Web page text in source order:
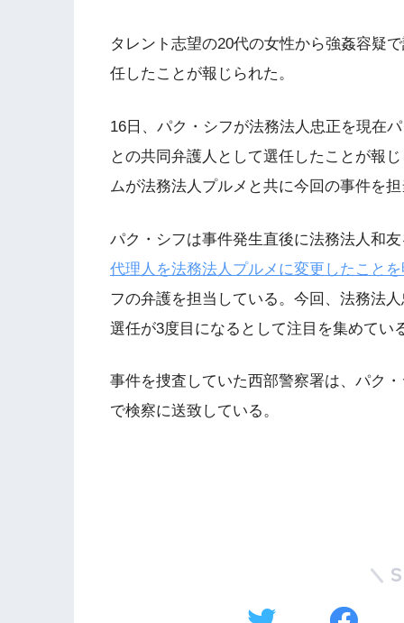
タレント志望の20代の女性から強姦容疑
任したことが報じられた。
16日、パク・シフが法務法人忠正を現在
との共同弁護人として選任したことが報
ムが法務法人プルメと共に今回の事件を
パク・シフは事件発生直後に法務法人和
代理人を法務法人プルメに変更したこと
フの弁護を担当している。今回、法務法
選任が3度目になるとして注目を集めてい
事件を捜査していた西部警察署は、パク
で検察に送致している。